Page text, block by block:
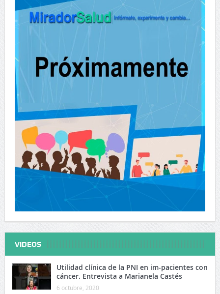
VIDEOS
Utilidad clínica de la PNI en im-pacientes con
cáncer. Entrevista a Marianela Castés
6 octubre, 2020